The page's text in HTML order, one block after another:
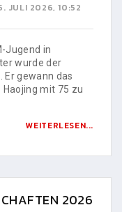
JULI 2026, 10:52
Jugend in
wurde der
Er gewann das
Haojing mit 75 zu
WEITERLESEN...
2026